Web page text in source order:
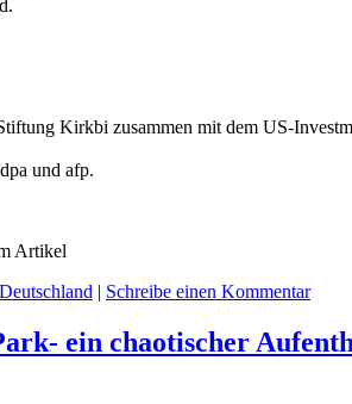
Kirkbi zusammen mit dem US-
und afp.
Artikel
| Schreibe einen Kommentar
ein chaotischer